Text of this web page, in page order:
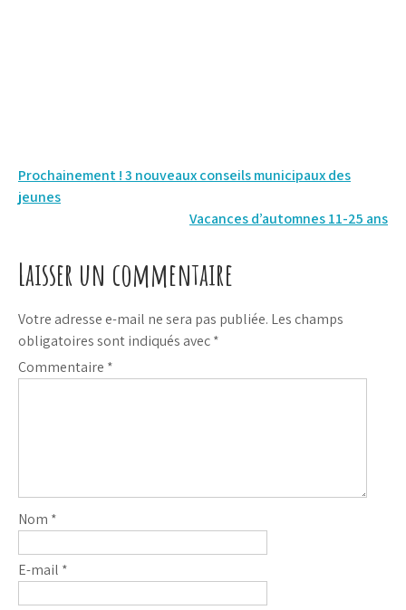
Navigation
de
Prochainement ! 3 nouveaux conseils municipaux des
jeunes
Vacances d’automnes 11-25 ans
Laisser un commentaire
Votre adresse e-mail ne sera pas publiée. Les champs
obligatoires sont indiqués avec*
Commentaire *
Nom *
E-mail *